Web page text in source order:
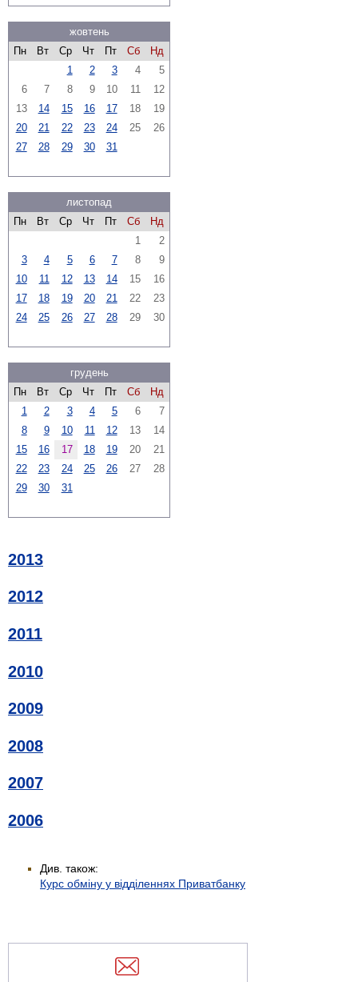
жовтень
Пн
Вт Ср Чт Пт Сб
Нд
1
2 3 4
5
6
7 8 9 10 11
12
13
14 15 16 17 18
19
20
21 22 23 24 25
26
27
28 29 30 31
листопад
Пн
Вт Ср Чт Пт Сб
Нд
1
2
3
4 5 6 7 8
9
10
11 12 13 14 15
16
17
18 19 20 21 22
23
24
25 26 27 28 29 30
грудень
Пн
Вт Ср Чт Пт Сб
Нд
1
2 3 4 5 6
7
8
9 10 11 12 13
14
15
16 17 18 19 20
21
22
23 24 25 26 27
28
29
30 31
2013
2012
2011
2010
2009
2008
2007
2006
Див. також:
Курс обміну у відділеннях Приватбанку